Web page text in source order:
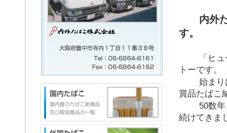
内外
す。
「ヒ
トーです。
始ま
賞品たばこ
50数
続けてきま